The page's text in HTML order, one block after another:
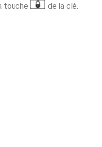
touche
de la clé.